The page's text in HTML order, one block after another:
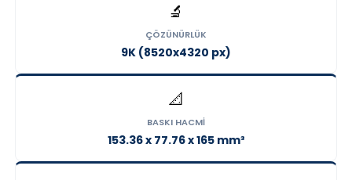
🔬
ÇÖZÜNÜRLÜK
9K (8520x4320 px)
📐
BASKI HACMI
153.36 x 77.76 x 165 mm³